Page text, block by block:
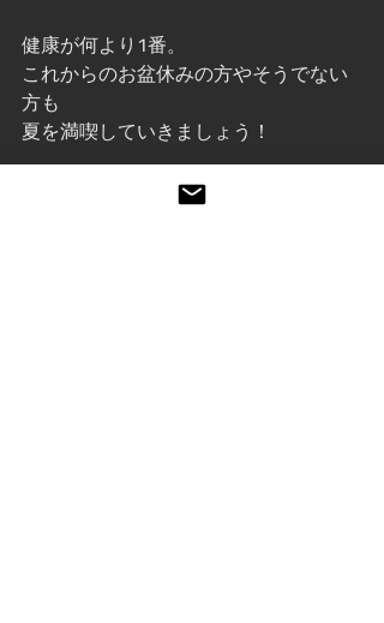
健康が何より1番。
これからのお盆休みの方やそうでない
方も
夏を満喫していきましょう！
でわまた〜ヽ(｀･∀･´)ﾉ